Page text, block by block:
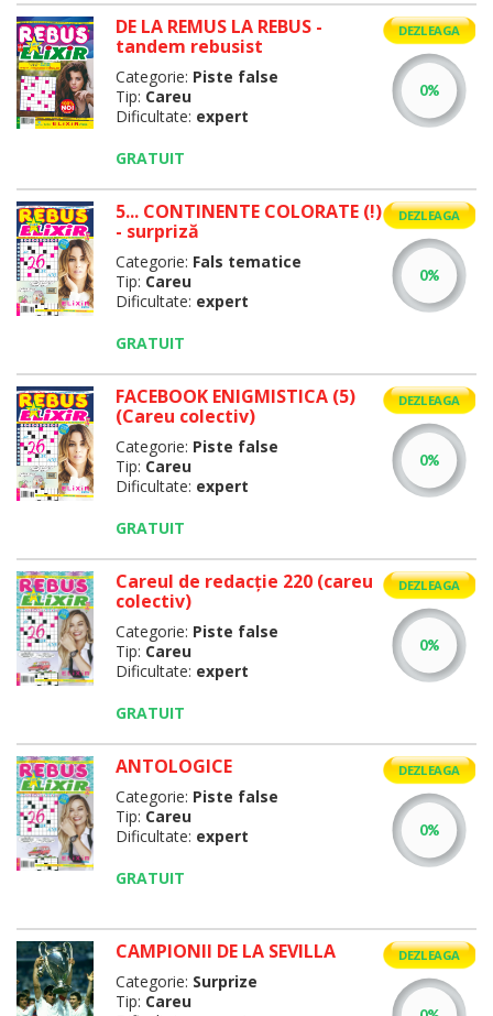
DE LA REMUS LA REBUS -
tandem rebusist
Categorie: Piste false
Tip: Careu
Dificultate: expert
GRATUIT
DEZLEAGA
5... CONTINENTE COLORATE (!)
- surpriză
Categorie: Fals tematice
Tip: Careu
Dificultate: expert
GRATUIT
DEZLEAGA
FACEBOOK ENIGMISTICA (5)
(Careu colectiv)
Categorie: Piste false
Tip: Careu
Dificultate: expert
GRATUIT
DEZLEAGA
Careul de redacţie 220 (careu
colectiv)
Categorie: Piste false
Tip: Careu
Dificultate: expert
GRATUIT
DEZLEAGA
ANTOLOGICE
Categorie: Piste false
Tip: Careu
Dificultate: expert
GRATUIT
DEZLEAGA
CAMPIONII DE LA SEVILLA
Categorie: Surprize
Tip: Careu
DEZLEAGA